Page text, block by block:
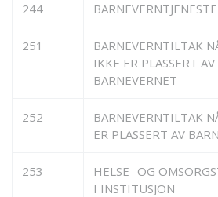
244 BARNEVERNTJENESTE
251
BARNEVERNTILTAK
IKKE ER PLASSERT AV
BARNEVERNET
252
BARNEVERNTILTAK
ER PLASSERT AV
253
HELSE- OG
I INSTITUSJON